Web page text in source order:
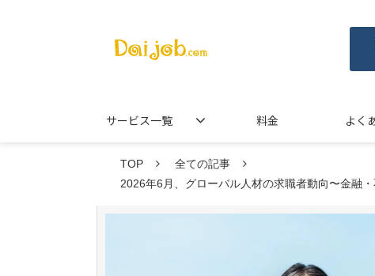
サービス一覧 料金 よく
TOP
全ての記事
2026年6月、グローバル人材の求職者動向〜金融